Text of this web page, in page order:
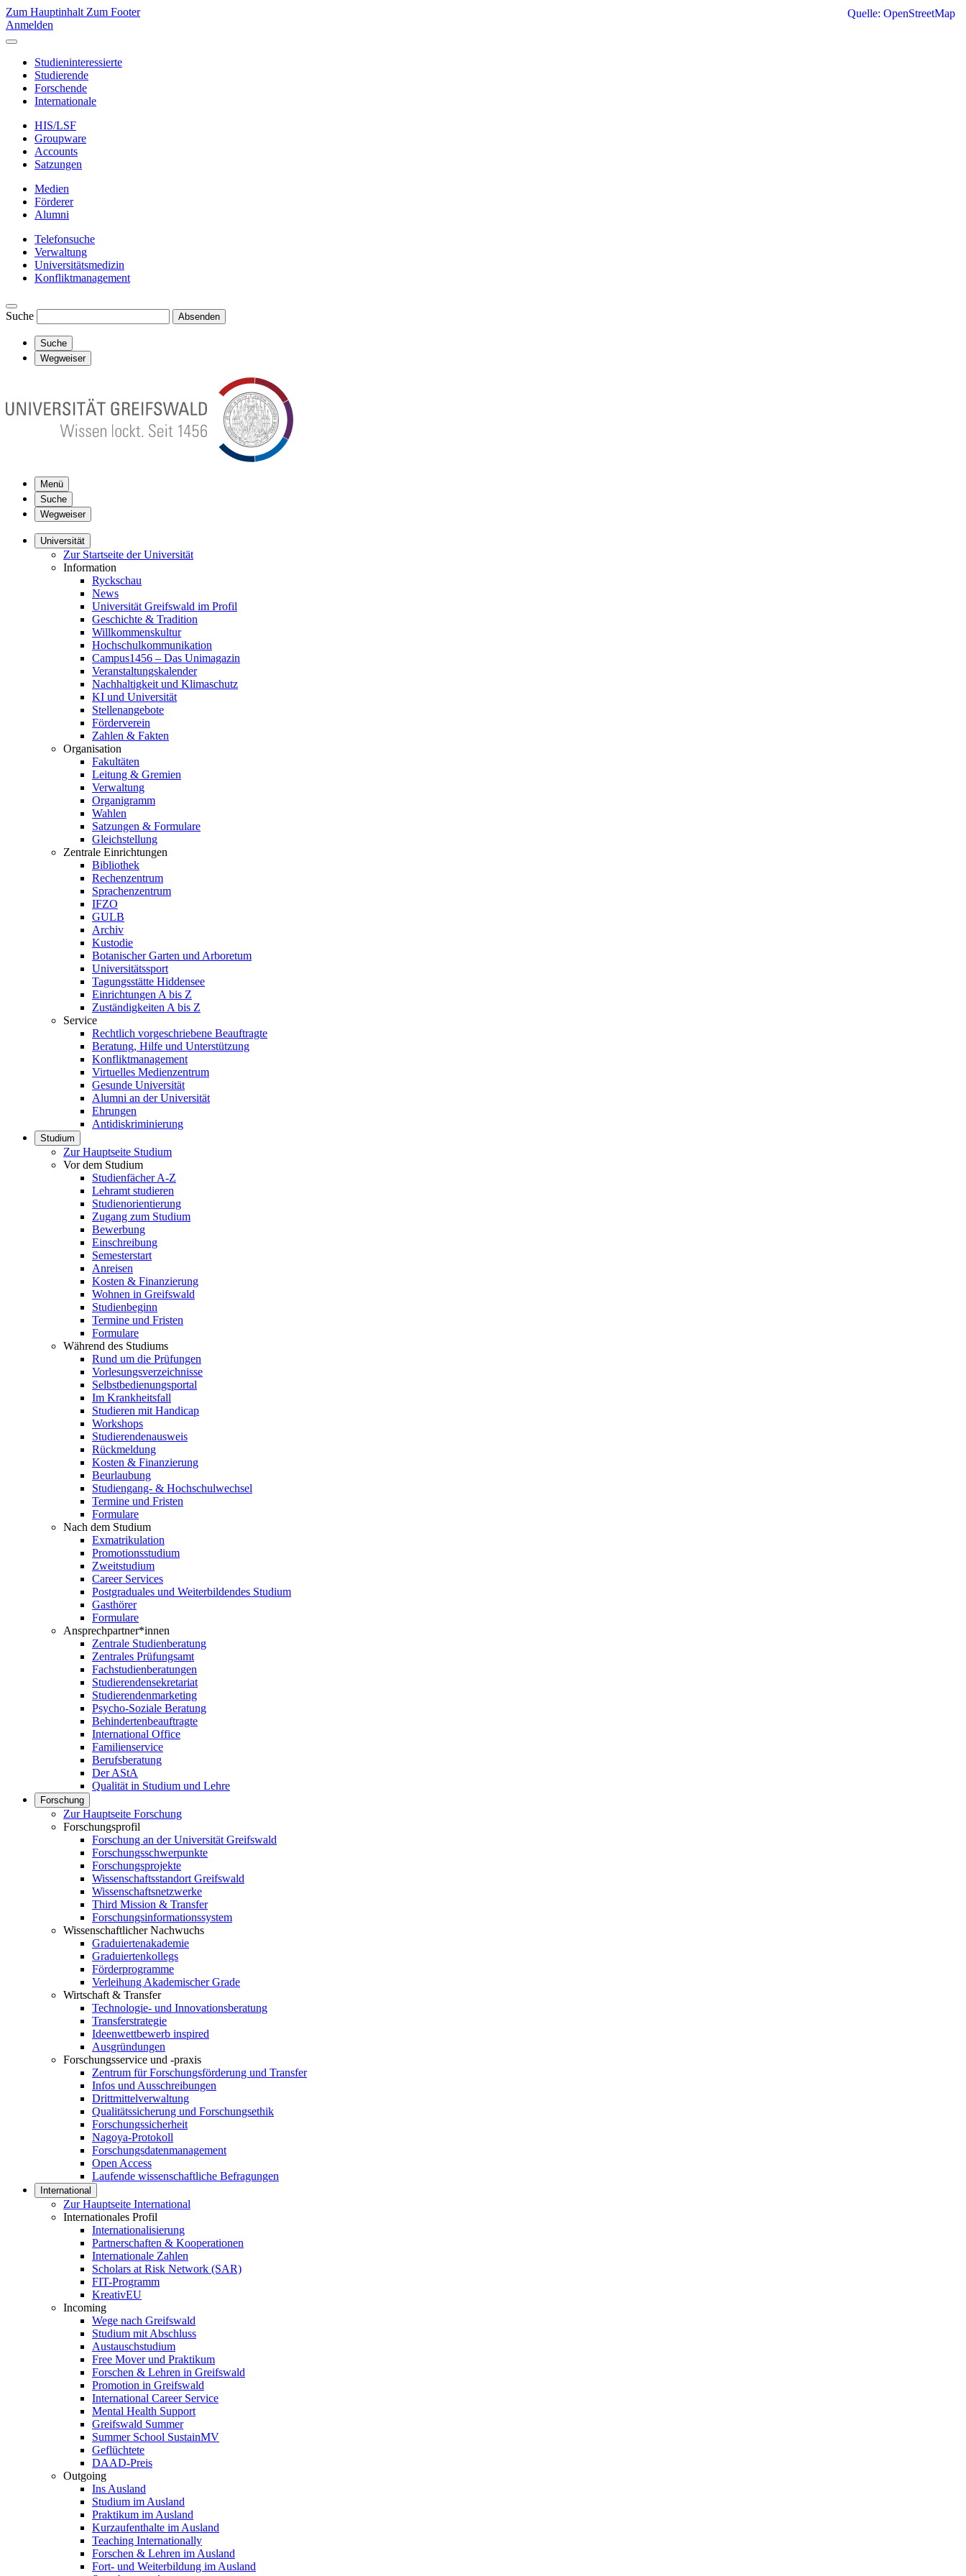
Zum Hauptinhalt Zum Footer
Anmelden
Studieninteressierte
Studierende
Forschende
Internationale
HIS/LSF
Groupware
Accounts
Satzungen
Medien
Förderer
Alumni
Telefonsuche
Verwaltung
Universitätsmedizin
Konfliktmanagement
Suche Absenden
Suche
Wegweiser
Menü
Suche
Wegweiser
Universität
Zur Startseite der Universität
Information
Ryckschau
News
Universität Greifswald im Profil
Geschichte & Tradition
Willkommenskultur
Hochschulkommunikation
Campus1456 – Das Unimagazin
Veranstaltungskalender
Nachhaltigkeit und Klimaschutz
KI und Universität
Stellenangebote
Förderverein
Zahlen & Fakten
Organisation
Fakultäten
Leitung & Gremien
Verwaltung
Organigramm
Wahlen
Satzungen & Formulare
Gleichstellung
Zentrale Einrichtungen
Bibliothek
Rechenzentrum
Sprachenzentrum
IFZO
GULB
Archiv
Kustodie
Botanischer Garten und Arboretum
Universitätssport
Tagungsstätte Hiddensee
Einrichtungen A bis Z
Zuständigkeiten A bis Z
Service
Rechtlich vorgeschriebene Beauftragte
Beratung, Hilfe und Unterstützung
Konfliktmanagement
Virtuelles Medienzentrum
Gesunde Universität
Alumni an der Universität
Ehrungen
Antidiskriminierung
Studium
Zur Hauptseite Studium
Vor dem Studium
Studienfächer A-Z
Lehramt studieren
Studienorientierung
Zugang zum Studium
Bewerbung
Einschreibung
Semesterstart
Anreisen
Kosten & Finanzierung
Wohnen in Greifswald
Studienbeginn
Termine und Fristen
Formulare
Während des Studiums
Rund um die Prüfungen
Vorlesungsverzeichnisse
Selbstbedienungsportal
Im Krankheitsfall
Studieren mit Handicap
Workshops
Studierendenausweis
Rückmeldung
Kosten & Finanzierung
Beurlaubung
Studiengang- & Hochschulwechsel
Termine und Fristen
Formulare
Nach dem Studium
Exmatrikulation
Promotionsstudium
Zweitstudium
Career Services
Postgraduales und Weiterbildendes Studium
Gasthörer
Formulare
Ansprechpartner*innen
Zentrale Studienberatung
Zentrales Prüfungsamt
Fachstudienberatungen
Studierendensekretariat
Studierendenmarketing
Psycho-Soziale Beratung
Behindertenbeauftragte
International Office
Familienservice
Berufsberatung
Der AStA
Qualität in Studium und Lehre
Forschung
Zur Hauptseite Forschung
Forschungsprofil
Forschung an der Universität Greifswald
Forschungsschwerpunkte
Forschungsprojekte
Wissenschaftsstandort Greifswald
Wissenschaftsnetzwerke
Third Mission & Transfer
Forschungsinformationssystem
Wissenschaftlicher Nachwuchs
Graduiertenakademie
Graduiertenkollegs
Förderprogramme
Verleihung Akademischer Grade
Wirtschaft & Transfer
Technologie- und Innovationsberatung
Transferstrategie
Ideenwettbewerb inspired
Ausgründungen
Forschungsservice und -praxis
Zentrum für Forschungsförderung und Transfer
Infos und Ausschreibungen
Drittmittelverwaltung
Qualitätssicherung und Forschungsethik
Forschungssicherheit
Nagoya-Protokoll
Forschungsdatenmanagement
Open Access
Laufende wissenschaftliche Befragungen
International
Zur Hauptseite International
Internationales Profil
Internationalisierung
Partnerschaften & Kooperationen
Internationale Zahlen
Scholars at Risk Network (SAR)
FIT-Programm
KreativEU
Incoming
Wege nach Greifswald
Studium mit Abschluss
Austauschstudium
Free Mover und Praktikum
Forschen & Lehren in Greifswald
Promotion in Greifswald
International Career Service
Mental Health Support
Greifswald Summer
Summer School SustainMV
Geflüchtete
DAAD-Preis
Outgoing
Ins Ausland
Studium im Ausland
Praktikum im Ausland
Kurzaufenthalte im Ausland
Teaching Internationally
Forschen & Lehren im Ausland
Fort- und Weiterbildung im Ausland
Quelle: OpenStreetMap